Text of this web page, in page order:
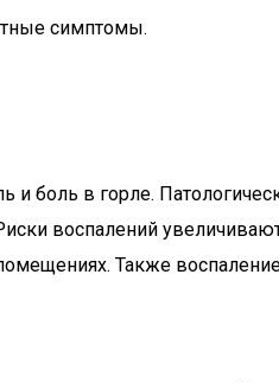
симптомы.
и боль в горле.
воспалений
Также